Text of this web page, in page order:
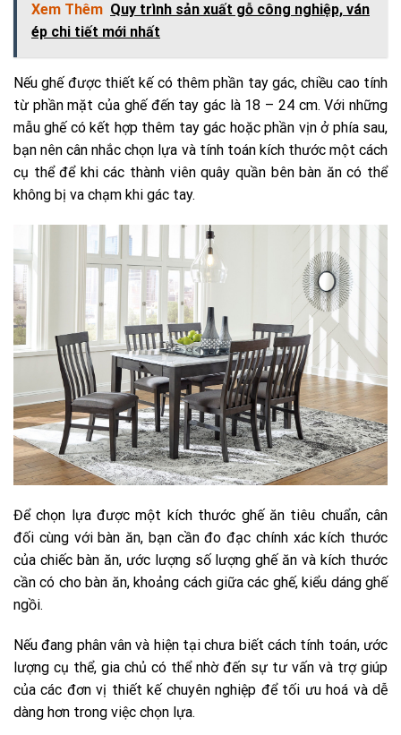
Xem Thêm Quy trình sản xuất gỗ công nghiệp, ván
ép chi tiết mới nhất
Nếu ghế được thiết kế có thêm phần tay gác, chiều cao tính
từ phần mặt của ghế đến tay gác là 18 – 24 cm. Với những
mẫu ghế có kết hợp thêm tay gác hoặc phần vịn ở phía sau,
bạn nên cân nhắc chọn lựa và tính toán kích thước một cách
cụ thể để khi các thành viên quây quần bên bàn ăn có thể
không bị va chạm khi gác tay.
Để chọn lựa được một kích thước ghế ăn tiêu chuẩn, cân
đối cùng với bàn ăn, bạn cần đo đạc chính xác kích thước
của chiếc bàn ăn, ước lượng số lượng ghế ăn và kích thước
cần có cho bàn ăn, khoảng cách giữa các ghế, kiểu dáng ghế
ngồi.
Nếu đang phân vân và hiện tại chưa biết cách tính toán, ước
lượng cụ thể, gia chủ có thể nhờ đến sự tư vấn và trợ giúp
của các đơn vị thiết kế chuyên nghiệp để tối ưu hoá và dễ
dàng hơn trong việc chọn lựa.